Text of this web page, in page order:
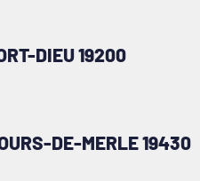
DIEU 19200
DE-MERLE 19430